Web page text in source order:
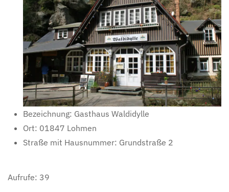
Bezeichnung: Gasthaus Waldidylle
Ort: 01847 Lohmen
Straße mit Hausnummer: Grundstraße 2
Aufrufe: 39